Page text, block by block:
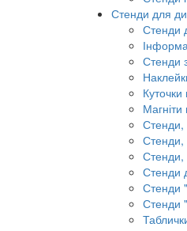
Стенди для
Стенди
Стенди
Магніти
Стенди,
Стенди,
Стенди,
Стенди
Стенди
Стенди